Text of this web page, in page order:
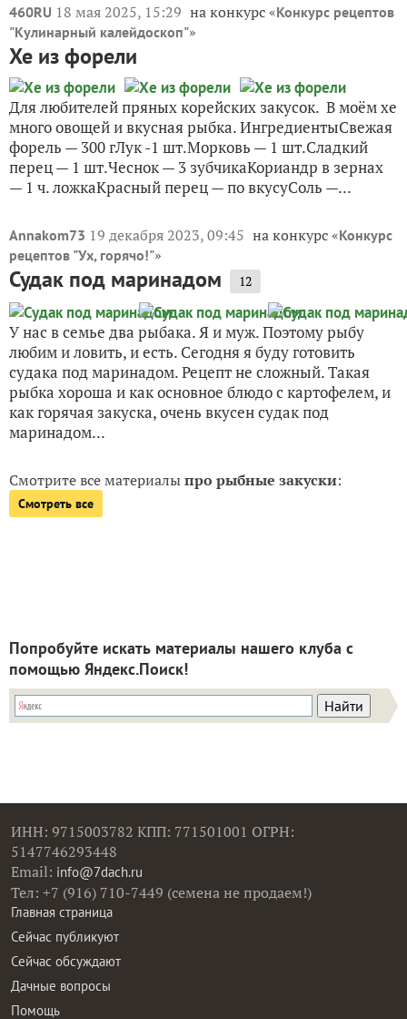
460RU 18 мая 2025, 15:29 на конкурс «Конкурс рецептов
"Кулинарный калейдоскоп"»
Хе из форели
Для любителей пряных корейских закусок. В моём хе
много овощей и вкусная рыбка. ИнгредиентыСвежая
форель — 300 гЛук -1 шт.Морковь — 1 шт.Сладкий
перец — 1 шт.Чеснок — 3 зубчикаКориандр в зернах
— 1 ч. ложкаКрасный перец — по вкусуСоль —...
Annakom73 19 декабря 2023, 09:45 на конкурс «Конкурс
рецептов "Ух, горячо!"»
Судак под маринадом 12
У нас в семье два рыбака. Я и муж. Поэтому рыбу
любим и ловить, и есть. Сегодня я буду готовить
судака под маринадом. Рецепт не сложный. Такая
рыбка хороша и как основное блюдо с картофелем, и
как горячая закуска, очень вкусен судак под
маринадом...
Смотрите все материалыпро рыбные закуски:
Смотреть все
Попробуйте искать материалы нашего клуба с
помощью Яндекс.Поиск!
ИНН: 9715003782 КПП: 771501001 ОГРН:
5147746293448
Email: info@7dach.ru
Тел: +7 (916) 710-7449 (семена не продаем!)
Главная страница
Сейчас публикуют
Сейчас обсуждают
Дачные вопросы
Помощь